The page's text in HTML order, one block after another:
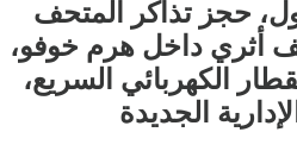
حجز تذاكر المتحف
أثري داخل هرم خوفو،
الكهربائي السريع،
الجديدة